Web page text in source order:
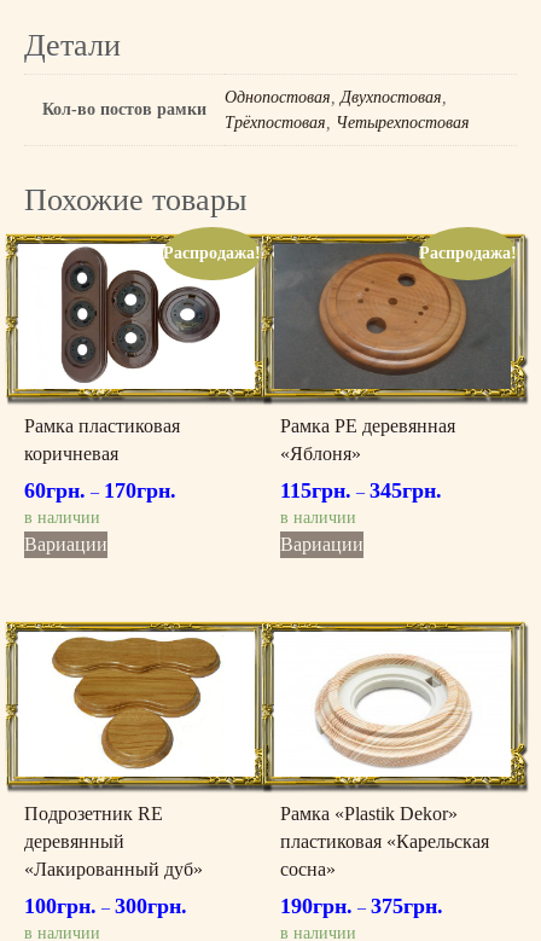
Детали
Кол-во постов рамки
Однопостовая Двухпостовая
Трёхпостовая
Четырехпостовая
Похожие товары
Распродажа!
Рамка пластиковая
коричневая
60грн. – 170грн.
в наличии
Вариации
несколько
вариаций.
Опции
можно
выбрать
на
странице
товара.
Распродажа!
Рамка РЕ деревянная
«Яблоня»
115грн. –345грн.
в наличии
Вариации
несколько
вариаций.
Опции
можно
выбрать
на
странице
товара.
Подрозетник RE
деревянный
«Лакированный дуб»
100грн. – 300грн.
в наличии
Рамка «Plastik Dekor»
пластиковая «Карельская
сосна»
190грн. –375грн.
в наличии